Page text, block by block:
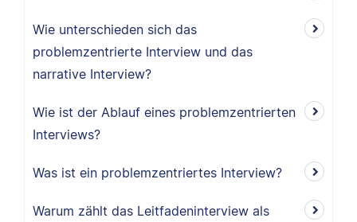
Wie unterschieden sich das
problemzentrierte Interview und das
narrative Interview?
Wie ist der Ablauf eines problemzentrierten
Interviews?
Was ist ein problemzentriertes Interview?
Warum zählt das Leitfadeninterview als